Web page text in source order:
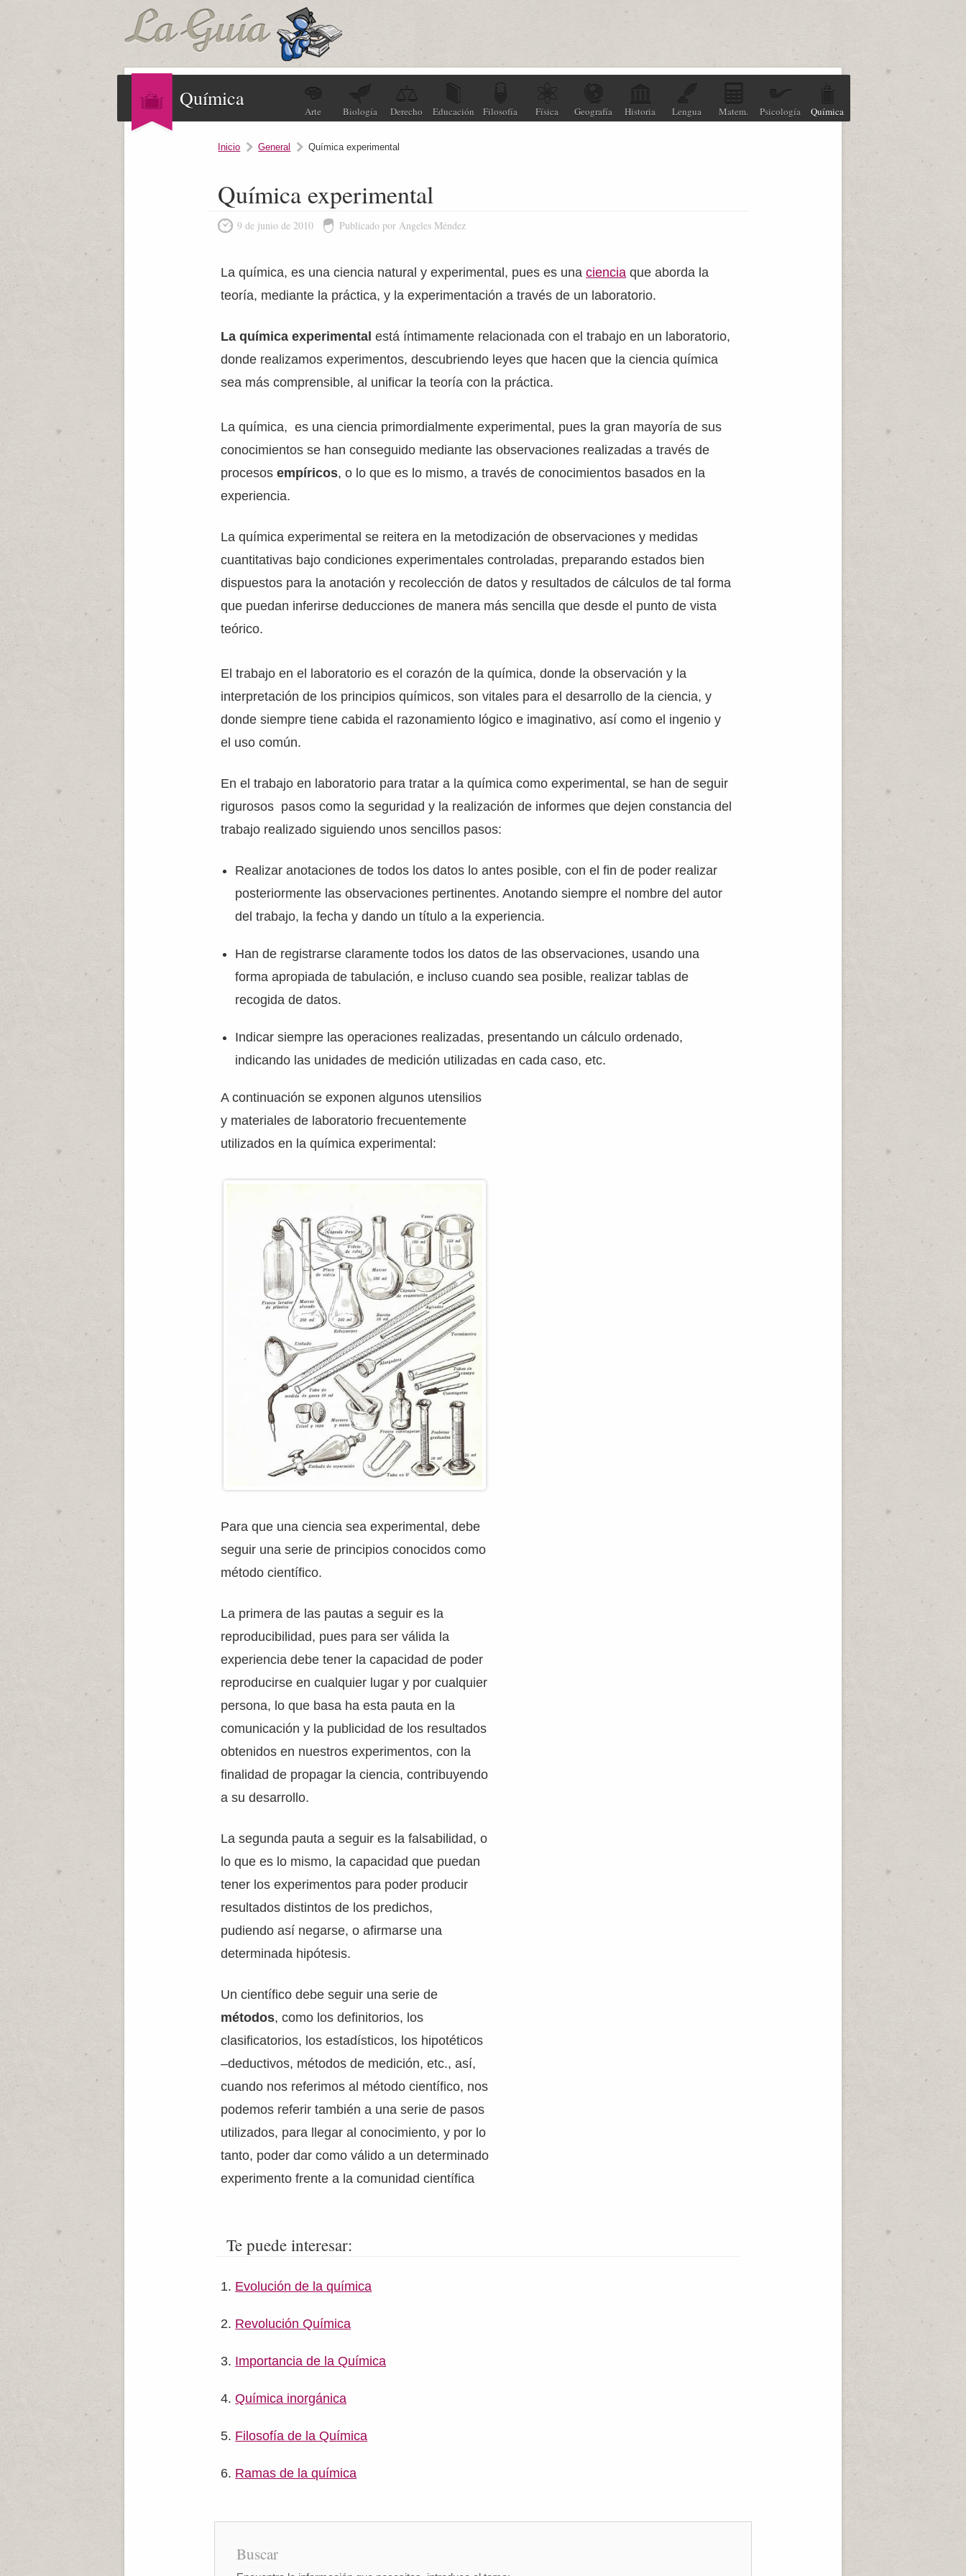
Química
Arte Biología Derecho Educación Filosofía Física Geografía Historia Lengua Matem. Psicología Química
Inicio General Química experimental
Química experimental
9 de junio de 2010 Publicado por Ángeles Méndez
La química, es una ciencia natural y experimental, pues es unaciencia que aborda la
teoría, mediante la práctica, y la experimentación a través de un laboratorio.
La química experimental está íntimamente relacionada con el trabajo en un laboratorio,
donde realizamos experimentos, descubriendo leyes que hacen que la ciencia química
sea más comprensible, al unificar la teoría con la práctica.
La química, es una ciencia primordialmente experimental, pues la gran mayoría de sus
conocimientos se han conseguido mediante las observaciones realizadas a través de
procesosempíricos, o lo que es lo mismo, a través de conocimientos basados en la
experiencia.
La química experimental se reitera en la metodización de observaciones y medidas
cuantitativas bajo condiciones experimentales controladas, preparando estados bien
dispuestos para la anotación y recolección de datos y resultados de cálculos de tal forma
que puedan inferirse deducciones de manera más sencilla que desde el punto de vista
teórico.
El trabajo en el laboratorio es el corazón de la química, donde la observación y la
interpretación de los principios químicos, son vitales para el desarrollo de la ciencia, y
donde siempre tiene cabida el razonamiento lógico e imaginativo, así como el ingenio y
el uso común.
En el trabajo en laboratorio para tratar a la química como experimental, se han de seguir
rigurosos pasos como la seguridad y la realización de informes que dejen constancia del
trabajo realizado siguiendo unos sencillos pasos:
Realizar anotaciones de todos los datos lo antes posible, con el fin de poder realizar
posteriormente las observaciones pertinentes. Anotando siempre el nombre del autor
del trabajo, la fecha y dando un título a la experiencia.
Han de registrarse claramente todos los datos de las observaciones, usando una
forma apropiada de tabulación, e incluso cuando sea posible, realizar tablas de
recogida de datos.
Indicar siempre las operaciones realizadas, presentando un cálculo ordenado,
indicando las unidades de medición utilizadas en cada caso, etc.
A continuación se exponen algunos utensilios
y materiales de laboratorio frecuentemente
utilizados en la química experimental:
Para que una ciencia sea experimental, debe
seguir una serie de principios conocidos como
método científico.
La primera de las pautas a seguir es la
reproducibilidad, pues para ser válida la
experiencia debe tener la capacidad de poder
reproducirse en cualquier lugar y por cualquier
persona, lo que basa ha esta pauta en la
comunicación y la publicidad de los resultados
obtenidos en nuestros experimentos, con la
finalidad de propagar la ciencia, contribuyendo
a su desarrollo.
La segunda pauta a seguir es la falsabilidad, o
lo que es lo mismo, la capacidad que puedan
tener los experimentos para poder producir
resultados distintos de los predichos,
pudiendo así negarse, o afirmarse una
determinada hipótesis.
Un científico debe seguir una serie de
métodos, como los definitorios, los
clasificatorios, los estadísticos, los hipotéticos
–deductivos, métodos de medición, etc., así,
cuando nos referimos al método científico, nos
podemos referir también a una serie de pasos
utilizados, para llegar al conocimiento, y por lo
tanto, poder dar como válido a un determinado
experimento frente a la comunidad científica
Te puede interesar:
Evolución de la química
Revolución Química
Importancia de la Química
Química inorgánica
Filosofía de la Química
Ramas de la química
Buscar